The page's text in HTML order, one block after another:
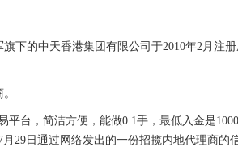
下的中天香港集团有限公司于2010年2月注
台，简洁方便，能做0.1手，最低入金是
29日通过网络发出的一份招揽内地代理商的信